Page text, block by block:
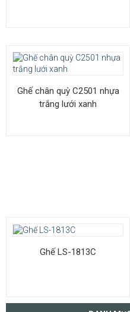
Ghế chân quỳ C2501 nhựa
trắng lưới xanh
Ghế LS-1813C